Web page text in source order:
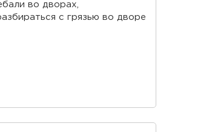
во дворах,
с грязью во дворе